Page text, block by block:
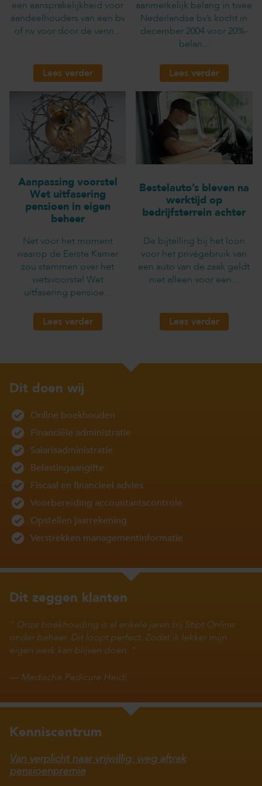
een aansprakelijkheid voor
aandeelhouders van een bv
of nv voor door de venn...
Lees verder
aanmerkelijk belang in twee
Nederlandse bv’s kocht in
december 2004 voor 20%-
belan...
Lees verder
Aanpassing voorstel
Wet uitfasering
pensioen in eigen
beheer
Net voor het moment
waarop de Eerste Kamer
zou stemmen over het
wetsvoorstel Wet
uitfasering pensioe...
Lees verder
Bestelauto’s bleven na
werktijd op
bedrijfsterrein achter
De bijtelling bij het loon
voor het privégebruik van
een auto van de zaak geldt
niet alleen voor een...
Lees verder
Dit doen wij
Online boekhouden
Financiële administratie
Salarisadministratie
Belastingaangifte
Fiscaal en financieel advies
Voorbereiding accountantscontrole
Opstellen jaarrekening
Verstrekken managementinformatie
Dit zeggen klanten
Onze boekhouding is al enkele jaren bij Stipt Online
onder beheer. Dit loopt perfect. Zodat ik lekker mijn
eigen werk kan blijven doen.
— Medische Pedicure Heidi
Kenniscentrum
Van verplicht naar vrijwillig: weg aftrek
pensioenpremie